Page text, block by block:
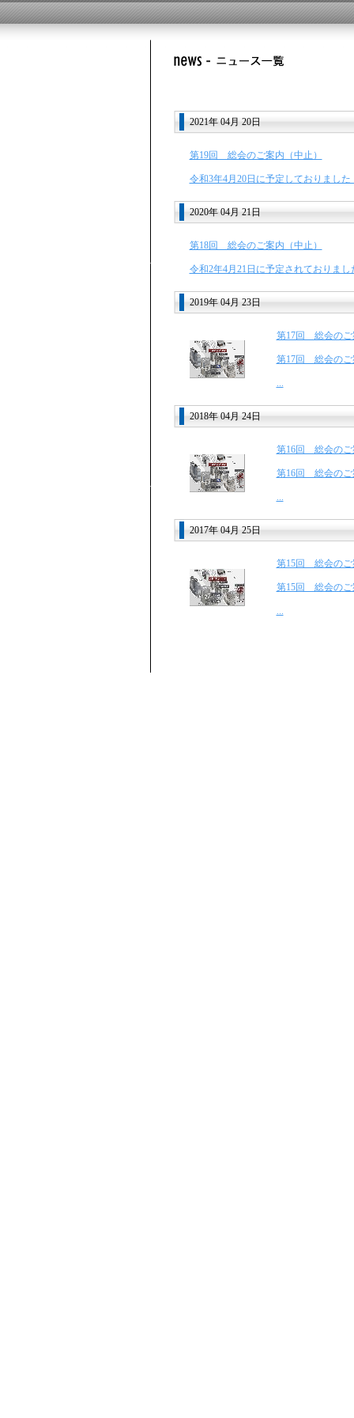
2021年 04月 20日
第19回 総会のご案内（中止）
令和3年4月20日に予定しておりました
2020年 04月 21日
第18回 総会のご案内（中止）
令和2年4月21日に予定されておりまし
2019年 04月 23日
第17回 総会のご
第17回 総会のご
...
2018年 04月 24日
第16回 総会のご
第16回 総会のご
...
2017年 04月 25日
第15回 総会のご
第15回 総会のご
...